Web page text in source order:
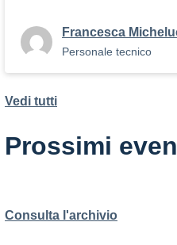
Francesca
Personale tecnico
Vedi tutti
Prossimi
Consulta l'archivio